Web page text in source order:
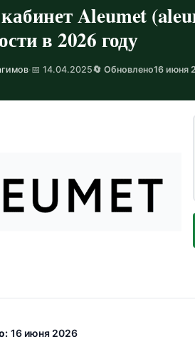
Aleumet
в 2026 году
·📅 14.04.2025🔄 Обновлено16 июня
16 июня 2026